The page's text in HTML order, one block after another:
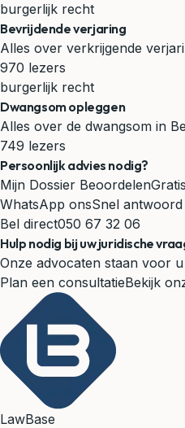
burgerlijk recht
Bevrijdende verjaring
Alles over verkrijgende
970 lezers
burgerlijk recht
Dwangsom opleggen
Alles over de dwangsom in
749 lezers
Persoonlijk advies nodig?
Mijn Dossier Beoordelen
WhatsApp onsSnel
Bel direct050 67 32 06
Hulp nodig bij uw juridische
Onze advocaten staan voor
Plan een consultatieBekijk
LawBase